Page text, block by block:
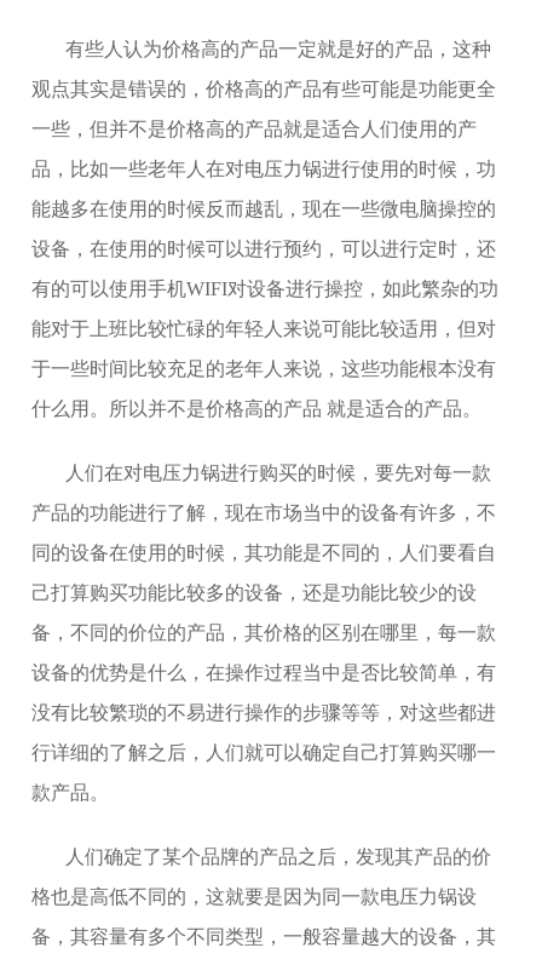
有些人认为价格高的产品一定就是好的产品，这种
观点其实是错误的，价格高的产品有些可能是功能更全
一些，但并不是价格高的产品就是适合人们使用的产
品，比如一些老年人在对电压力锅进行使用的时候，功
能越多在使用的时候反而越乱，现在一些微电脑操控的
设备，在使用的时候可以进行预约，可以进行定时，还
有的可以使用手机WIFI对设备进行操控，如此繁杂的功
能对于上班比较忙碌的年轻人来说可能比较适用，但对
于一些时间比较充足的老年人来说，这些功能根本没有
什么用。所以并不是价格高的产品 就是适合的产品。
人们在对电压力锅进行购买的时候，要先对每一款
产品的功能进行了解，现在市场当中的设备有许多，不
同的设备在使用的时候，其功能是不同的，人们要看自
己打算购买功能比较多的设备，还是功能比较少的设
备，不同的价位的产品，其价格的区别在哪里，每一款
设备的优势是什么，在操作过程当中是否比较简单，有
没有比较繁琐的不易进行操作的步骤等等，对这些都进
行详细的了解之后，人们就可以确定自己打算购买哪一
款产品。
人们确定了某个品牌的产品之后，发现其产品的价
格也是高低不同的，这就要是因为同一款电压力锅设
备，其容量有多个不同类型，一般容量越大的设备，其